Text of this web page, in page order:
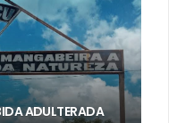
ADULTERADA